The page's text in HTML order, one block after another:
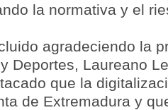
la normativa y el
agradeciendo la
Deportes, Laureano
que la
de Extremadura y